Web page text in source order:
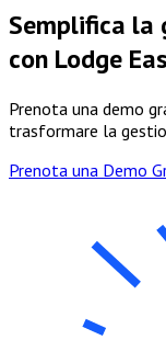
Semplifica
con Lodge
Prenota una demo
trasformare la
Prenota una Demo